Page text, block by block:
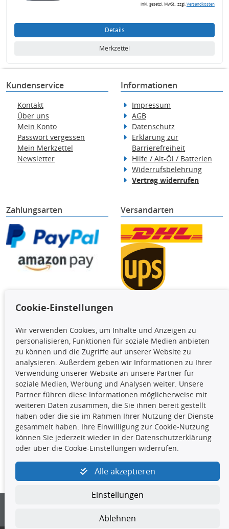
inkl. gesetzl. MwSt., zzgl.Versandkosten
Details
Merkzettel
Kundenservice
Kontakt
Über uns
Mein Konto
Passwort vergessen
Mein Merkzettel
Newsletter
Informationen
Impressum
AGB
Datenschutz
Erklärung zur
Barrierefreiheit
Hilfe / Alt-Öl / Batterien
Widerrufsbelehrung
Vertrag widerrufen
Zahlungsarten Versandarten
Die hier angezeigten Daten,
insbesondere die gesamte Datenbank,
dürfen nicht kopiert werden. Es ist zu
unterlassen, die Daten oder die gesamte Datenbank ohne
vorherige Zustimmung TecDocs zu vervielfältigen, zu
verbreiten und/oder diese Handlungen durch Dritte ausführen
zu lassen. Ein Zuwiderhandeln stellt eine
Urheberrechtsverletzung dar und wird verfolgt.
Kontakt
kundenservice@4yourcar.de
Cookie-Einstellungen
Wir verwenden Cookies, um Inhalte und Anzeigen zu
personalisieren, Funktionen für soziale Medien anbieten
zu können und die Zugriffe auf unserer Website zu
analysieren. Außerdem geben wir Informationen zu Ihrer
Verwendung unserer Website an unsere Partner für
soziale Medien, Werbung und Analysen weiter. Unsere
Partner führen diese Informationen möglicherweise mit
weiteren Daten zusammen, die Sie ihnen bereit gestellt
haben oder die sie im Rahmen Ihrer Nutzung der Dienste
gesammelt haben. Ihre Einwilligung zur Cookie-Nutzung
können Sie jederzeit wieder in der Datenschutzerklärung
oder über die Cookie-Einstellungen widerrufen.
Alle akzeptieren
Einstellungen
Ablehnen